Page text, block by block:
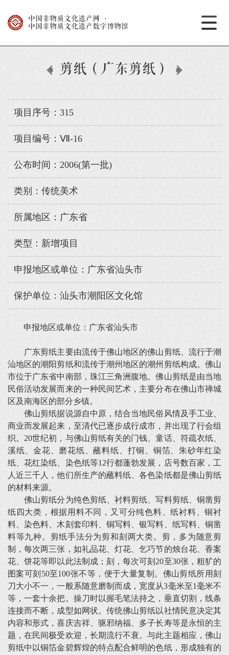
中国非物质文化遗产网
·
中国非物质文化遗产数字博物馆
剪纸（广东剪纸）
项目序号：315
项目编号：Ⅶ-16
公布时间：2006(第一批)
类别：传统美术
所属地区：广东省
类型：新增项目
申报地区或单位：广东省汕头市
保护单位：汕头市潮阳区文化馆
申报地区或单位：广东省汕头市
广东剪纸主要由流传于佛山地区的佛山剪纸、流行于潮
汕地区的潮阳剪纸和流传于潮州地区的潮州剪纸构成。佛山
市位于广东省中南部，珠江三角洲腹地。佛山剪纸是由当地
民俗活动发展而来的一种民间艺术，主要分布在佛山市禅城
区及南海区的部分乡镇。
佛山剪纸据说源自中原，结合当地民俗风情及手工业、
商业而发展起来，至清代已逐步成行成市，并出现了行会组
织。20世纪初，与佛山剪纸有关的门钱、童话、符疏衣纸、
溪纸、金花、磨花纸、蘸料纸、打铜、铜箔、朱砂年红染
纸、花红染纸、染色纸等12行都蓬勃发展，店号数百家，工
人近三千人，他们所生产的蘸料纸、各色染纸都是佛山剪纸
的材料来源。
佛山剪纸分为纯色剪纸、衬料剪纸、写料剪纸、铜凿剪
纸四大类，根据用料不同，又可分纯色料、纸衬料、铜衬
料、染色料、木刻套印料、铜写料、银写料、纸写料、铜凿
料等九种。剪纸手法分为剪和刻两大类。剪，多为随意剪
制，每次两三张，如礼品花、灯花、乞巧节的烛台花、香案
花、饼花等即以此法制成；刻，每次可刻20至30张，粗犷的
图案可刻50至100张不等，便于大量复制。佛山剪纸所用刻
刀大小不一，一般系随意磨制而成，宽度从3毫米至1毫米不
等，一套十余把。操刀时以握毛笔法持之，垂直切割，线条
连接而不断，成型如网状。传统佛山剪纸以社情民意决定其
内容和形式，喜庆吉祥、驱邪纳福、多子长寿等是永恒的主
题，在民间极受欢迎，长期流行不衰。与此主题相应，佛山
剪纸中以铜箔金碧辉煌的特点配合鲜明的色纸，形成独有的